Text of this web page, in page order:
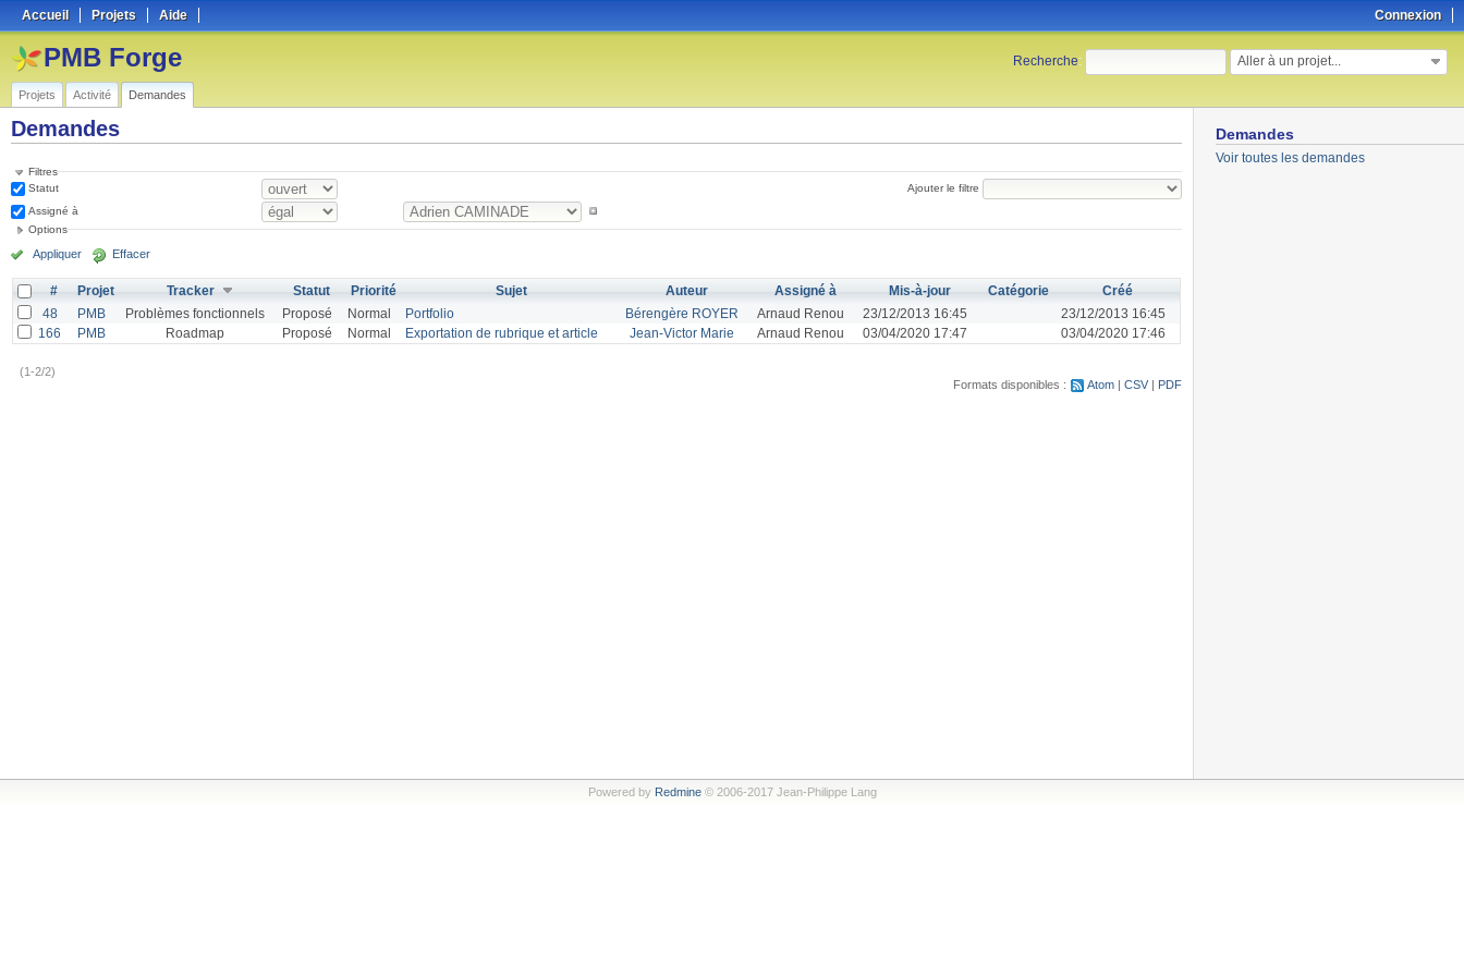
Connexion
Accueil Projets Aide
Recherche: Aller à un projet...
PMB Forge
Projets Activité Demandes
Demandes
Voir toutes les demandes
Demandes
Filtres
Statut
Assigné à
Ajouter le filtre
Options
Appliquer Effacer
# Projet Tracker Statut Priorité Sujet Auteur Assigné à Mis-à-jour Catégorie
Créé
48
PMB Problèmes fonctionnels Proposé Normal Portfolio Bérengère ROYER Arnaud Renou 23/12/2013 16:45
23/12/2013 16:45
166
PMB Roadmap Proposé Normal Exportation de rubrique et article Jean-Victor Marie Arnaud Renou 03/04/2020 17:47 03/04/2020 17:46
(1-2/2)
Formats disponibles :
Atom CSV PDF
Powered by Redmine© 2006-2017 Jean-Philippe Lang